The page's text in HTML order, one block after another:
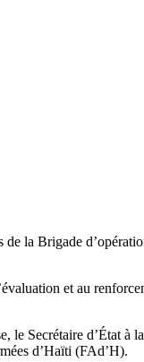
la Brigade
et au
le Secrétaire d’État
d’Haïti (FAd’H).